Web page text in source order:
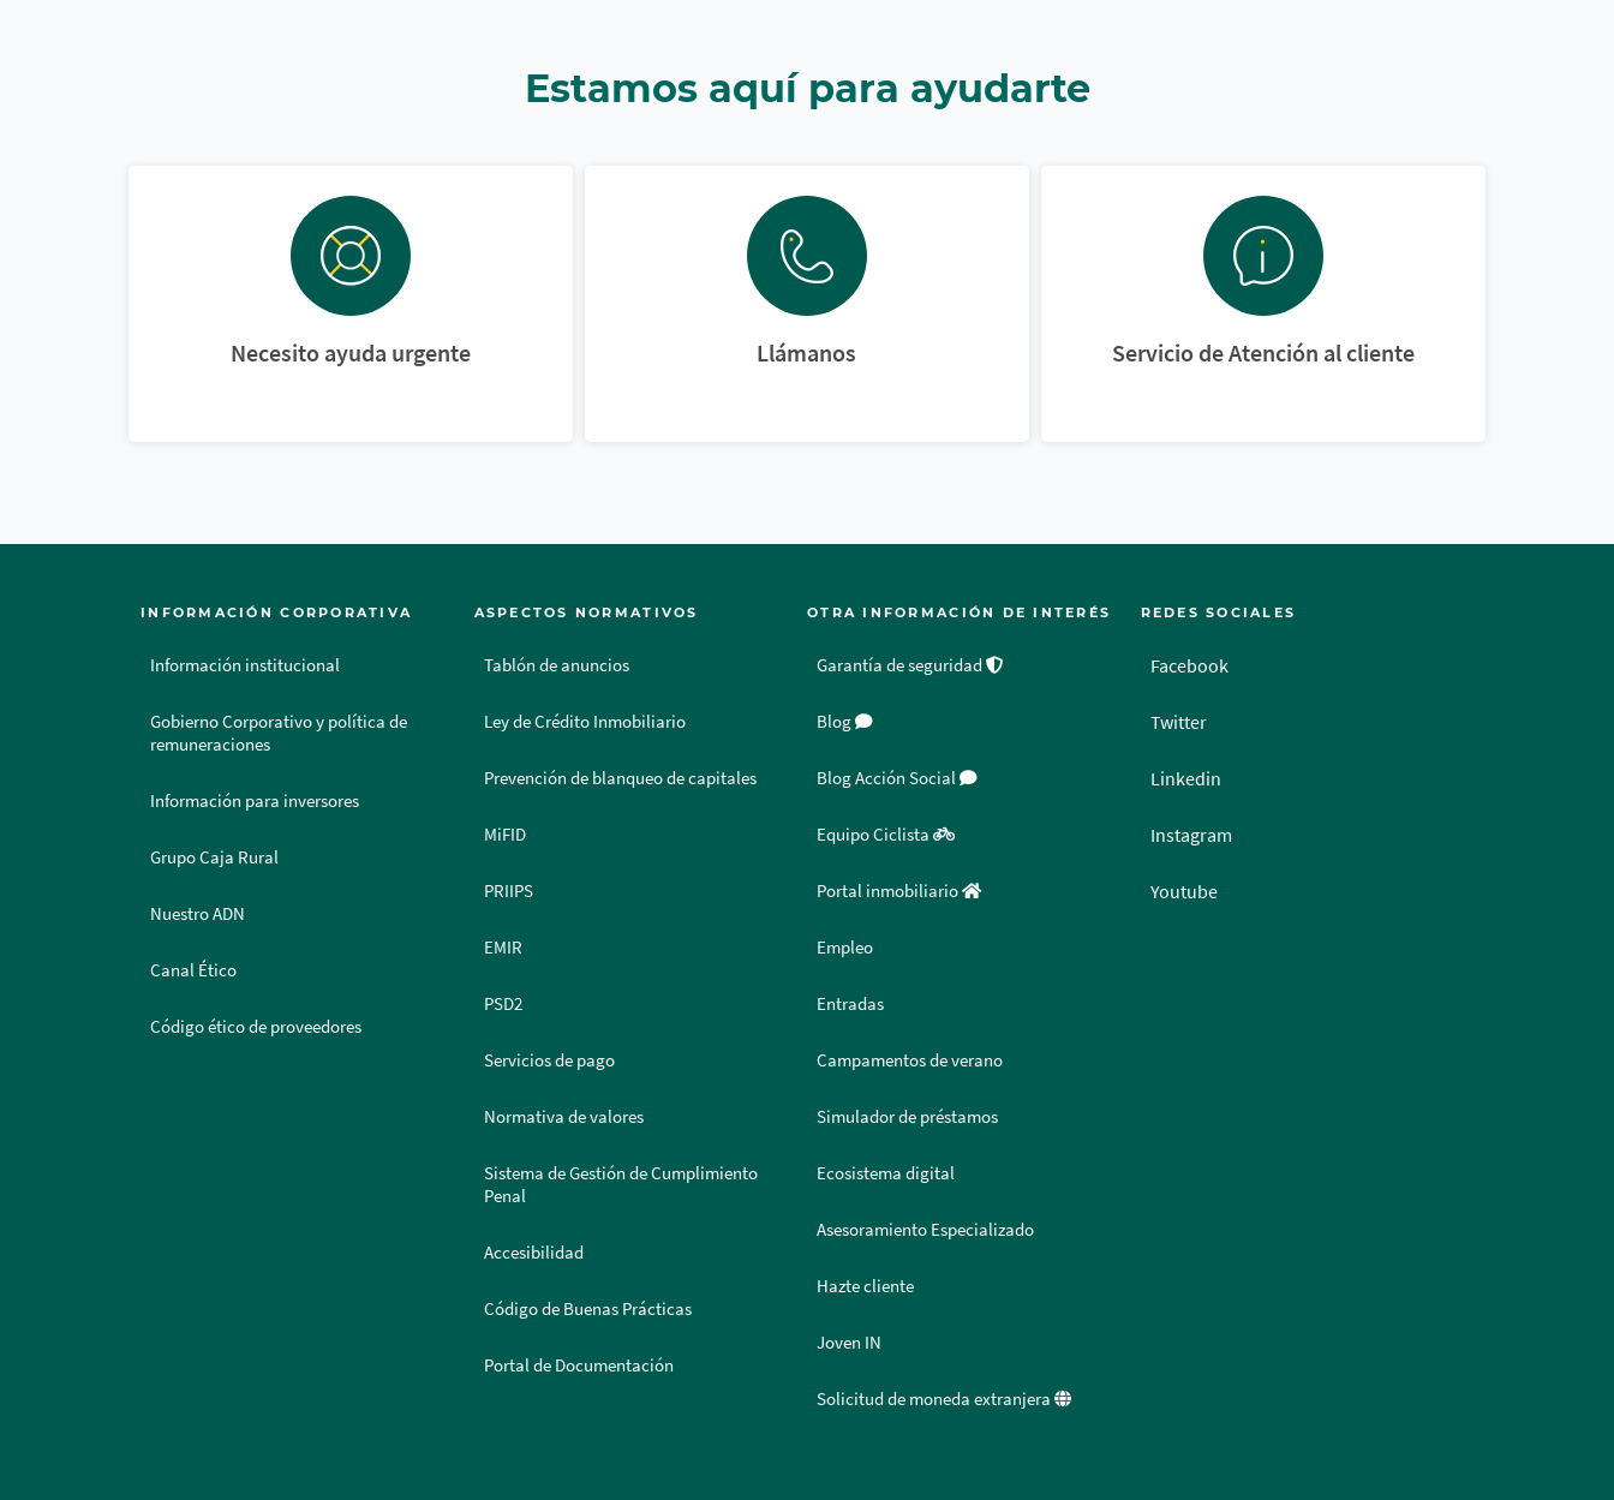
Estamos aquí para ayudarte
Necesito ayuda urgente Llámanos Servicio de Atención al cliente
INFORMACIÓN CORPORATIVA
Información institucional
Gobierno Corporativo y política de
remuneraciones
Información para inversores
Grupo Caja Rural
Nuestro ADN
Canal Ético
Código ético de proveedores
ASPECTOS NORMATIVOS
Tablón de anuncios
Ley de Crédito Inmobiliario
Prevención de blanqueo de capitales
MiFID
PRIIPS
EMIR
PSD2
Servicios de pago
Normativa de valores
Sistema de Gestión de Cumplimiento
Penal
Accesibilidad
Código de Buenas Prácticas
Portal de Documentación
OTRA INFORMACIÓN DE INTERÉS
Garantía de seguridad
Blog
Blog Acción Social
Equipo Ciclista
Portal inmobiliario
Empleo
Entradas
Campamentos de verano
Simulador de préstamos
Ecosistema digital
Asesoramiento Especializado
Hazte cliente
Joven IN
Solicitud de moneda extranjera
REDES SOCIALES
Facebook
Twitter
Linkedin
Instagram
Youtube